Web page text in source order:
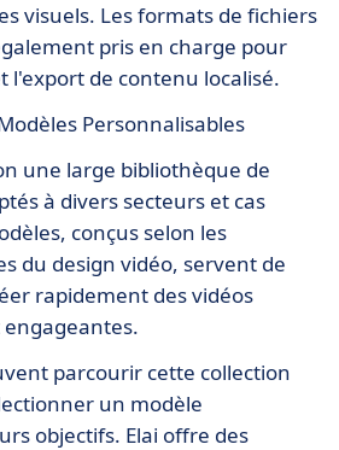
visuels. Les formats de fichiers
pris en charge pour
l'export de contenu localisé.
Personnalisables
une large bibliothèque de
à divers secteurs et cas
conçus selon les
du design vidéo, servent de
rapidement des vidéos
parcourir cette collection
un modèle
objectifs. Elai offre des